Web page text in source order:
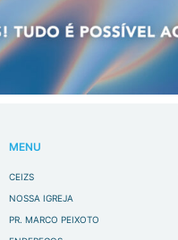
MENU
CEIZS
NOSSA IGREJA
PR. MARCO PEIXOTO